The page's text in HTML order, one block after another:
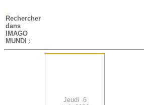
-
Rechercher
dans
IMAGO
MUNDI :
Jeudi 6